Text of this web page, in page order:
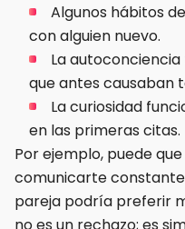
Algunos hábitos
con alguien nuevo.
La
que antes causaban
La curiosidad
en las primeras citas.
Por ejemplo, puede
comunicarte
pareja podría preferir
no es un rechazo; es